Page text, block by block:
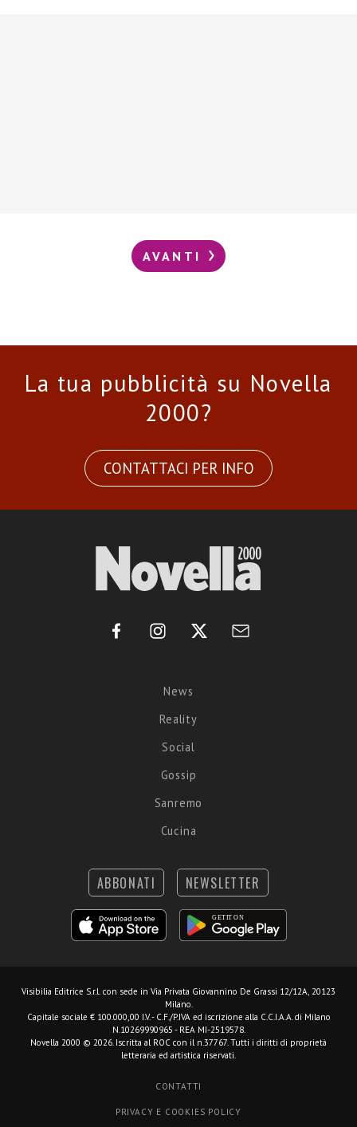
AVANTI
La tua pubblicità su Novella
2000?
CONTATTACI PER INFO
News
Reality
Social
Gossip
Sanremo
Cucina
ABBONATI NEWSLETTER
Visibilia Editrice S.r.l. con sede in Via Privata Giovannino De Grassi 12/12A, 20123
Milano.
Capitale sociale € 100.000,00 I.V. - C.F./P.IVA ed iscrizione alla C.C.I.A.A. di Milano
N.10269990965 - REA MI-2519578.
Novella 2000 © 2026. Iscritta al ROC con il n.37767. Tutti i diritti di proprietà
letteraria ed artistica riservati.
CONTATTI
PRIVACY E COOKIES POLICY